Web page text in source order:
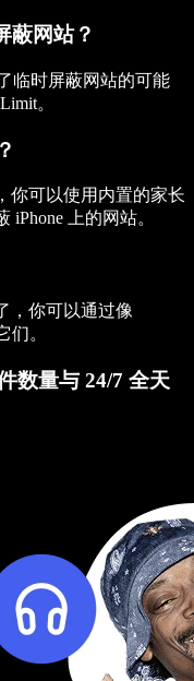
蔽网站？
临时屏蔽网站的可能
。
你可以使用内置的家长
iPhone 上的网站。
，你可以通过像
们。
数量与 24/7 全天